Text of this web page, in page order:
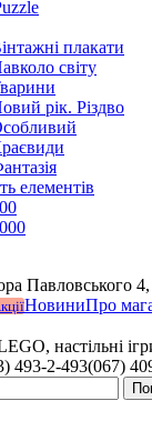
плакати
світу
рік. Різдво
елементів
Павловського
НовиниПро
настільні
493-2-493(067)